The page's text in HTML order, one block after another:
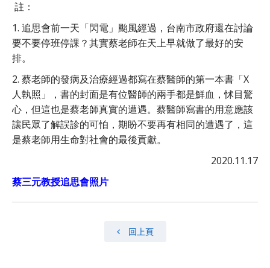
註：
1. 追思會前一天「閃電」颱風經過，台南市政府還在討論
要不要停班停課？其實蔡老師在天上早就做了最好的安
排。
2. 蔡老師的發病及治療經過都寫在蔡醫師的第一本書「X
人執照」，書的封面是有位醫師的兩手都是鮮血，怵目驚
心，但這也是蔡老師真實的遭遇。蔡醫師寫書的用意應該
讓民眾了解誤診的可怕，期盼不要再有相同的遭遇了，這
是蔡老師用生命對社會的最後貢獻。
2020.11.17
蔡三元教授追思會照片
回上頁